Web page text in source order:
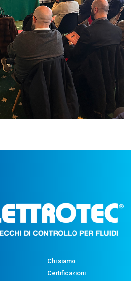
Chi siamo
Certificazioni